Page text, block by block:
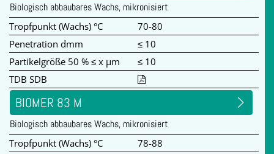
Biologisch abbaubares Wachs, mikronisiert
Tropfpunkt (Wachs) °C
70-80
Penetration dmm
≤ 10
Partikelgröße 50 % ≤ x µm
≤ 10
TDB SDB
BIOMER 83 M
Biologisch abbaubares Wachs, mikronisiert
Tropfpunkt (Wachs) °C
78-88